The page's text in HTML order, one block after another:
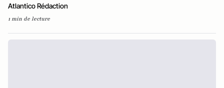
Atlantico Rédaction
1 min de lecture